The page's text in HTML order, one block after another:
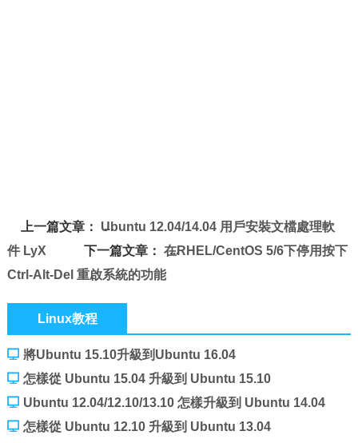
上一篇文章： Ubuntu 12.04/14.04 用戶安裝文檔處理軟
件 LyX
下一篇文章： 在RHEL/CentOS 5/6下停用按下
Ctrl-Alt-Del 重啟系統的功能
Linux教程
將Ubuntu 15.10升級到Ubuntu 16.04
怎樣從 Ubuntu 15.04 升級到 Ubuntu 15.10
Ubuntu 12.04/12.10/13.10 怎樣升級到 Ubuntu 14.04
Beta 2
怎樣從 Ubuntu 12.10 升級到 Ubuntu 13.04